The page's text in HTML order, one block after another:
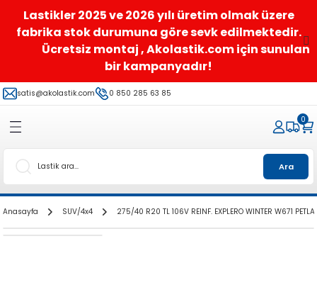
Lastikler 2025 ve 2026 yılı üretim olmak üzere
fabrika stok durumuna göre sevk edilmektedir.
Ücretsiz montaj , Akolastik.com için sunulan
bir kampanyadır!
satis@akolastik.com 0 850 285 63 85
Ara
0
Anasayfa SUV/4x4 275/40 R20 TL 106V REINF. EXPLERO WINTER W671